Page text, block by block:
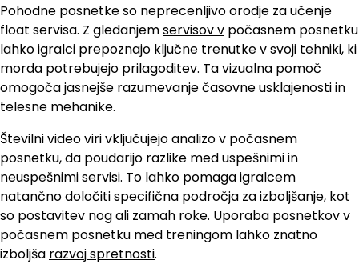
Pohodne posnetke so neprecenljivo orodje za učenje
float servisa. Z gledanjemservisov v počasnem posnetku
lahko igralci prepoznajo ključne trenutke v svoji tehniki, ki
morda potrebujejo prilagoditev. Ta vizualna pomoč
omogoča jasnejše razumevanje časovne usklajenosti in
telesne mehanike.
Številni video viri vključujejo analizo v počasnem
posnetku, da poudarijo razlike med uspešnimi in
neuspešnimi servisi. To lahko pomaga igralcem
natančno določiti specifična področja za izboljšanje, kot
so postavitev nog ali zamah roke. Uporaba posnetkov v
počasnem posnetku med treningom lahko znatno
izboljša razvoj spretnosti.